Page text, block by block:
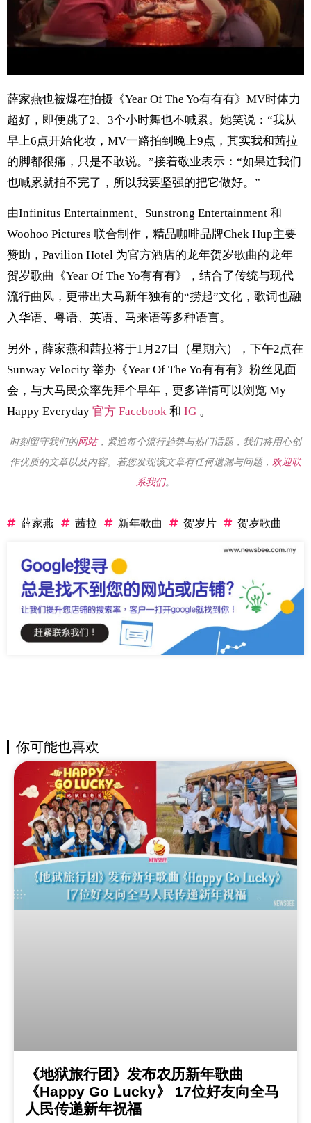
薛家燕也被爆在拍摄《Year Of The Yo有有有》MV时体力
超好，即便跳了2、3个小时舞也不喊累。她笑说：“我从
早上6点开始化妆，MV一路拍到晚上9点，其实我和茜拉
的脚都很痛，只是不敢说。”接着敬业表示：“如果连我们
也喊累就拍不完了，所以我要坚强的把它做好。”
由Infinitus Entertainment、Sunstrong Entertainment 和
Woohoo Pictures 联合制作，精品咖啡品牌Chek Hup主要
赞助，Pavilion Hotel 为官方酒店的龙年贺岁歌曲的龙年
贺岁歌曲《Year Of The Yo有有有》，结合了传统与现代
流行曲风，更带出大马新年独有的“捞起”文化，歌词也融
入华语、粤语、英语、马来语等多种语言。
另外，薛家燕和茜拉将于1月27日（星期六），下午2点在
Sunway Velocity 举办《Year Of The Yo有有有》粉丝见面
会，与大马民众率先拜个早年，更多详情可以浏览 My
Happy Everyday 官方 Facebook 和 IG 。
时刻留守我们的网站，紧追每个流行趋势与热门话题，我们将用心创
作优质的文章以及内容。若您发现该文章有任何遗漏与问题， 欢迎联
系我们。
薛家燕 茜拉 新年歌曲 贺岁片 贺岁歌曲
你可能也喜欢
《地狱旅行团》发布农历新年歌曲
《Happy Go Lucky》 17位好友向全马
人民传递新年祝福